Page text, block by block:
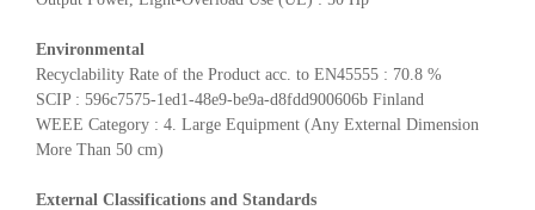
Environmental
Recyclability Rate of the Product acc. to EN45555 : 70.8 %
SCIP : 596c7575-1ed1-48e9-be9a-d8fdd900606b Finland
WEEE Category : 4. Large Equipment (Any External Dimension
More Than 50 cm)
External Classifications and Standards